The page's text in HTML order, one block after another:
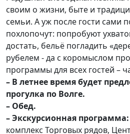
своим о жизни, быте и
семьи. А уж после гости сами
похлопочут: попробуют
достать, бельё погладить
рубелем - да с коромыслом
программы для всех гостей –
– В летнее время будет
прогулка по Волге.
– Обед.
– Экскурсионная программа:
комплекс Торговых рядов,